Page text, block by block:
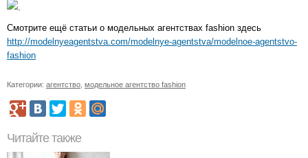
Смотрите ещё статьи о модельных агентствах fashion здесь
http://modelnyeagentstva.com/modelnye-agentstva/modelnoe-agentstvo-
fashion
Категории: агентство модельное агентство fashion
Читайте также